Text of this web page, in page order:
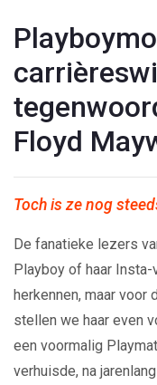
Floyd
Toch is ze nog
De fanatieke lezers
Playboy of haar
herkennen, maar
stellen we haar even
een voormalig
verhuisde, na